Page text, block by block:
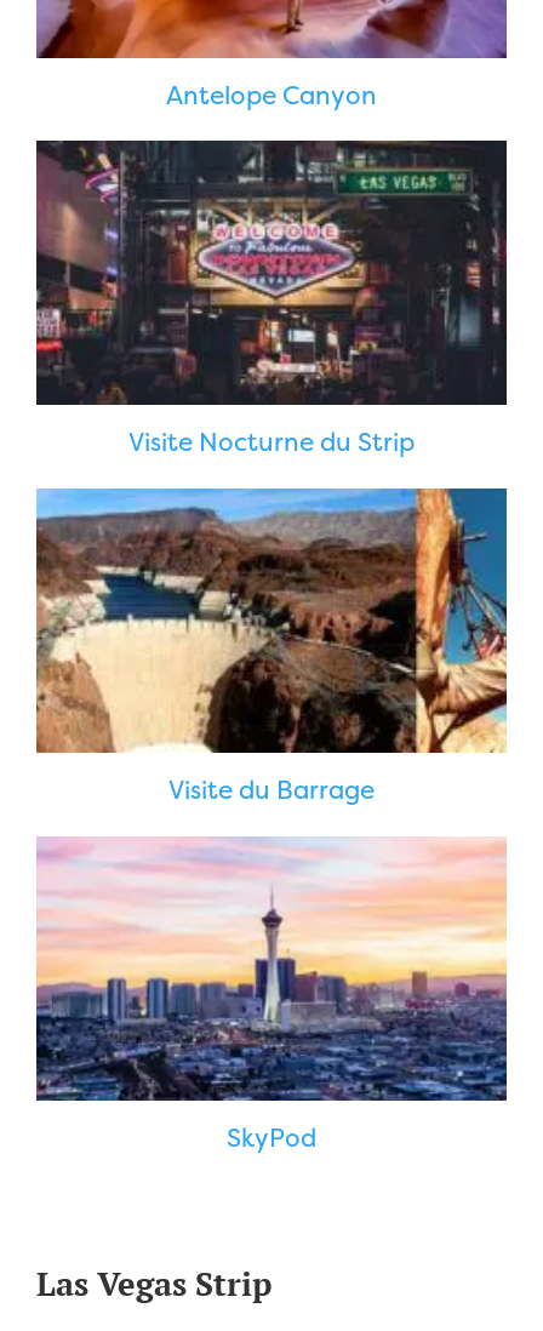
Antelope Canyon
Visite Nocturne du Strip
Visite du Barrage
SkyPod
Las Vegas Strip